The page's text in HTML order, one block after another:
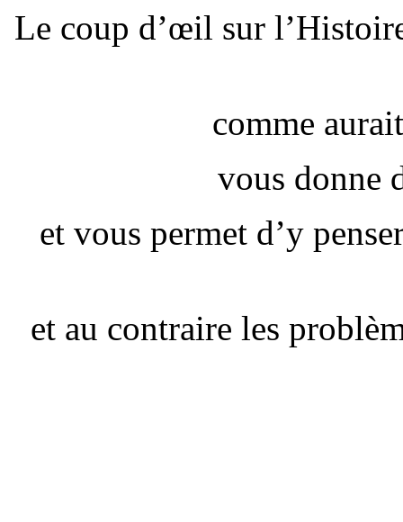
Le coup d’œil sur
comme
vous donne
et vous permet d’y
et au contraire les